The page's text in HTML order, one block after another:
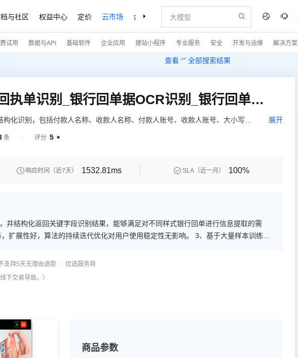
与社区 权益中心 定价 云市场 合作伙伴 支持与服务 了解阿里云
查看 “” 全部搜索结果
试用 数据与API 基础软件 企业应用 建站小程序 专业服务 安全 开发与运维 解决方案
【快瞳AI】银行回执单识别_银行回单据OCR识别_银行回单识别_支持所有银行-服务稳定高并发-私有化
化识别，包括付款人名称、收款人名称、付款人账号、收款人账号、大小写金
展开
条 评分 5 
 响应时间（近7天） 1532.81ms  SLA（近一月） 100%
并结构化返回关键字段识别结果，能够满足对不同样式银行回单进行信息提取的需
扩展性好，算法的持续迭代优化对用户使用稳定性无影响。 3、基于大量样本训练模
支持5天无理由退款
优选服务商
下交易导致。）
商品参数